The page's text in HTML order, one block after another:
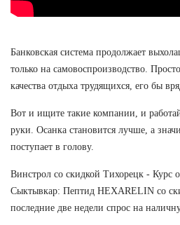
Банковская система продолжает
только на самовоспроизводство.
качества отдыха трудящихся, его бы
Вот и ищите такие компании, и
руки. Осанка становится лучше, а
поступает в голову.
Винстрол со скидкой Тихорецк - Курс
Сыктывкар: Пептид HEXARELIN со
последние две недели спрос на